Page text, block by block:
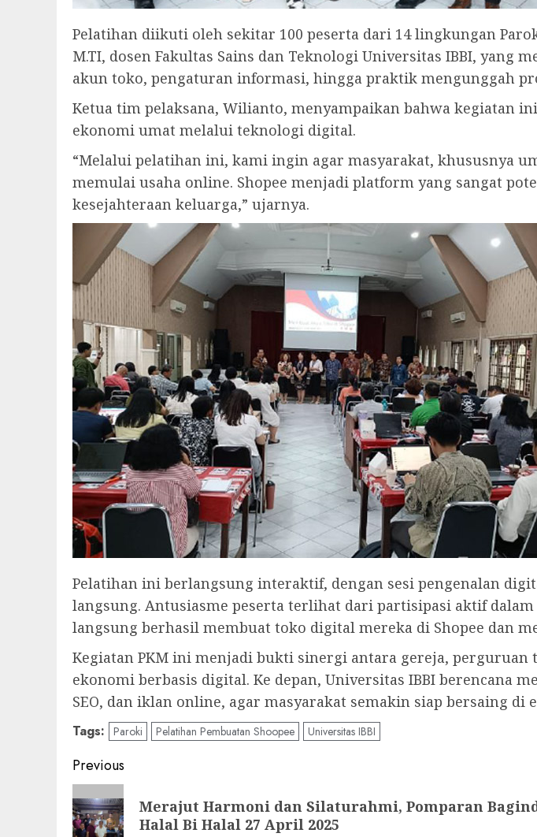
Pelatihan diikuti oleh sekitar 100 peserta dari 14 lingkungan
M.TI, dosen Fakultas Sains dan Teknologi Universitas IBBI,
akun toko, pengaturan informasi, hingga praktik mengunggah
Ketua tim pelaksana, Wilianto, menyampaikan bahwa kegiatan
ekonomi umat melalui teknologi digital.
“Melalui pelatihan ini, kami ingin agar masyarakat, khususnya
memulai usaha online. Shopee menjadi platform yang sangat
kesejahteraan keluarga,” ujarnya.
Pelatihan ini berlangsung interaktif, dengan sesi pengenalan
langsung. Antusiasme peserta terlihat dari partisipasi aktif
langsung berhasil membuat toko digital mereka di Shopee dan
Kegiatan PKM ini menjadi bukti sinergi antara gereja,
ekonomi berbasis digital. Ke depan, Universitas IBBI berencana
SEO, dan iklan online, agar masyarakat semakin siap bersaing
Tags: Paroki Pelatihan Pembuatan Shoopee Universitas IBBI
Post
navigation
Previous
Previous
post:
Merajut Harmoni dan Silaturahmi, Pomparan
Halal Bi Halal 27 April 2025